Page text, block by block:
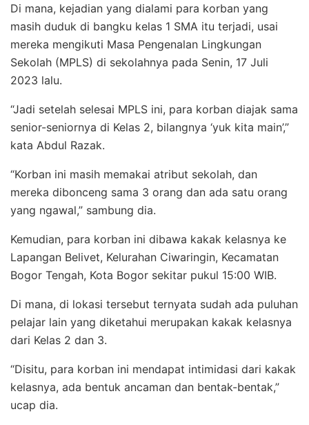
Di mana, kejadian yang dialami para korban yang
masih duduk di bangku kelas 1 SMA itu terjadi, usai
mereka mengikuti Masa Pengenalan Lingkungan
Sekolah (MPLS) di sekolahnya pada Senin, 17 Juli
2023 lalu.
“Jadi setelah selesai MPLS ini, para korban diajak sama
senior-seniornya di Kelas 2, bilangnya ‘yuk kita main’,”
kata Abdul Razak.
“Korban ini masih memakai atribut sekolah, dan
mereka dibonceng sama 3 orang dan ada satu orang
yang ngawal,” sambung dia.
Kemudian, para korban ini dibawa kakak kelasnya ke
Lapangan Belivet, Kelurahan Ciwaringin, Kecamatan
Bogor Tengah, Kota Bogor sekitar pukul 15:00 WIB.
Di mana, di lokasi tersebut ternyata sudah ada puluhan
pelajar lain yang diketahui merupakan kakak kelasnya
dari Kelas 2 dan 3.
“Disitu, para korban ini mendapat intimidasi dari kakak
kelasnya, ada bentuk ancaman dan bentak-bentak,”
ucap dia.